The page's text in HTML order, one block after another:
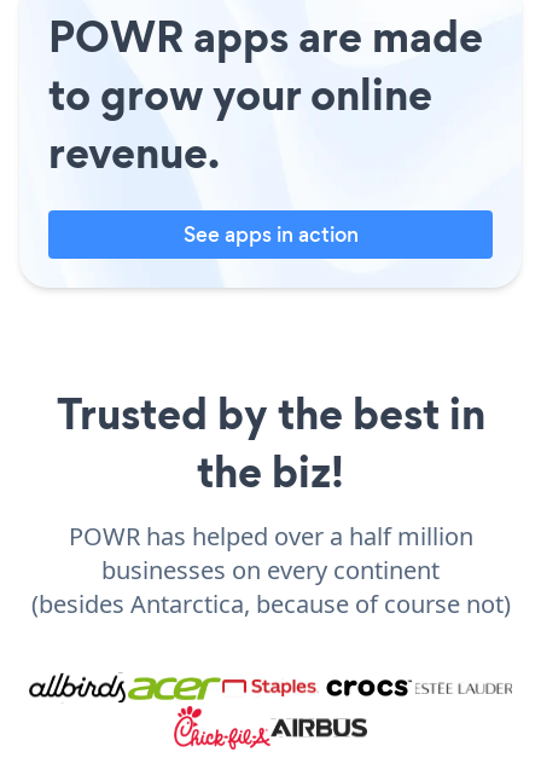
POWR apps are made
to grow your online
revenue.
See apps in action
Trusted by the best in
the biz!
POWR has helped over a half million
businesses on every continent
(besides Antarctica, because of course not)